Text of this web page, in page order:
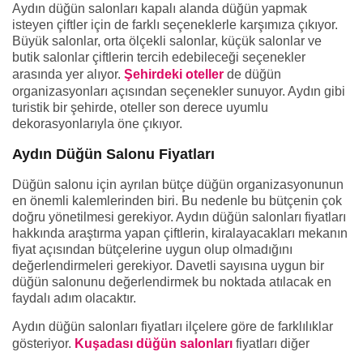
Aydın düğün salonları kapalı alanda düğün yapmak
isteyen çiftler için de farklı seçeneklerle karşımıza çıkıyor.
Büyük salonlar, orta ölçekli salonlar, küçük salonlar ve
butik salonlar çiftlerin tercih edebileceği seçenekler
arasında yer alıyor. Şehirdeki oteller de düğün
organizasyonları açısından seçenekler sunuyor. Aydın gibi
turistik bir şehirde, oteller son derece uyumlu
dekorasyonlarıyla öne çıkıyor.
Aydın Düğün Salonu Fiyatları
Düğün salonu için ayrılan bütçe düğün organizasyonunun
en önemli kalemlerinden biri. Bu nedenle bu bütçenin çok
doğru yönetilmesi gerekiyor. Aydın düğün salonları fiyatları
hakkında araştırma yapan çiftlerin, kiralayacakları mekanın
fiyat açısından bütçelerine uygun olup olmadığını
değerlendirmeleri gerekiyor. Davetli sayısına uygun bir
düğün salonunu değerlendirmek bu noktada atılacak en
faydalı adım olacaktır.
Aydın düğün salonları fiyatları ilçelere göre de farklılıklar
gösteriyor. Kuşadası düğün salonları fiyatları diğer